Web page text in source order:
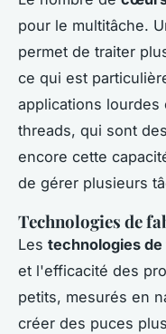
pour le multitâche.
permet de traiter
ce qui est
applications lourdes
threads, qui sont
encore cette
de gérer plusieurs
Technologies de
Les technologies
et l'efficacité des
petits, mesurés en
créer des puces